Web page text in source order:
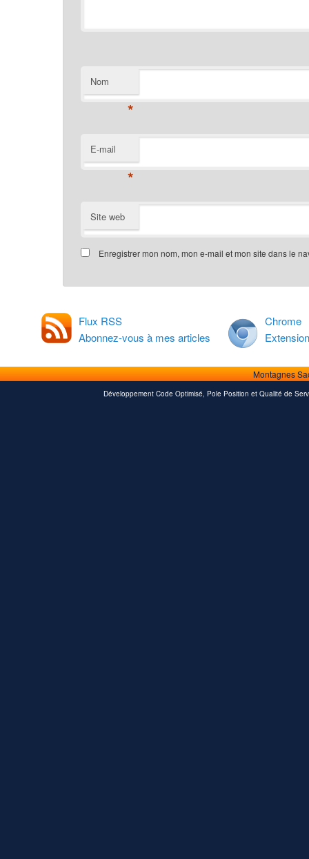
Nom
*
E-mail
*
Site web
Enregistrer mon nom, mon e-mail et mon site dans le
Flux RSS
Abonnez-vous à mes articles
Chrome
Montagnes
Développement Code Optimisé, Pole Position et Qualité de